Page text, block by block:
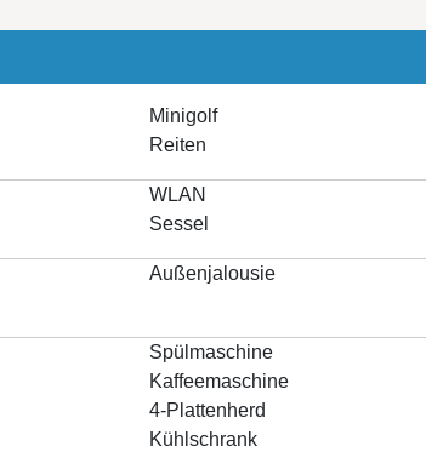
Minigolf
Reiten
WLAN
Sessel
Außenjalousie
Spülmaschine
Kaffeemaschine
4-Plattenherd
Kühlschrank